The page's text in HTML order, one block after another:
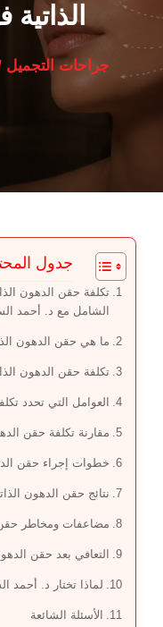
الذاتية
جراحات التجميل
جدول
الشامل مع د. أحمد
ما هي حقن الدهون
تكلفة حقن الدهون
العوامل التي تحدد
مقارنة تكلفة حقن
خطوات إجراء حقن
نتائج حقن الدهون
مضاعفات ومخاطر حقن
التعافي بعد حقن
لماذا تختار د. أحمد
الأسئلة الشائعة